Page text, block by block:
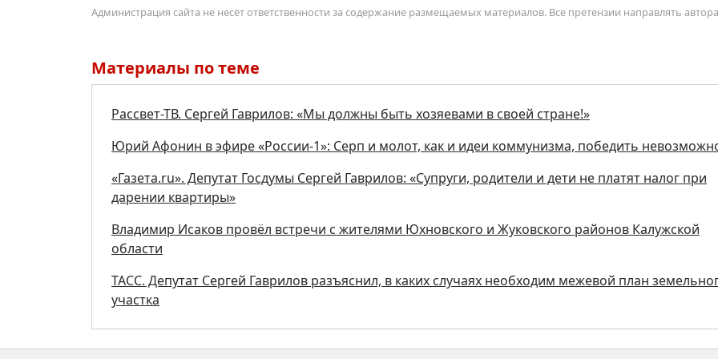
Администрация сайта не несёт ответственности за содержание размещаемых материалов. Все претензии направлять
Материалы по теме
Рассвет-ТВ. Сергей Гаврилов: «Мы должны быть хозяевами в своей стране!»
Юрий Афонин в эфире «России-1»: Серп и молот, как и идеи коммунизма, победить
«Газета.ru». Депутат Госдумы Сергей Гаврилов: «Супруги, родители и дети не платят налог при
дарении квартиры»
Владимир Исаков провёл встречи с жителями Юхновского и Жуковского районов Калужской
области
ТАСС. Депутат Сергей Гаврилов разъяснил, в каких случаях необходим межевой план
участка